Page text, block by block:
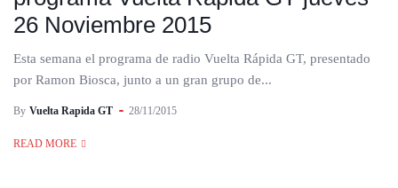
26 Noviembre 2015
Esta semana el programa de radio Vuelta Rápida GT, presentado
por Ramon Biosca, junto a un gran grupo de...
By Vuelta Rapida GT 28/11/2015
READ MORE